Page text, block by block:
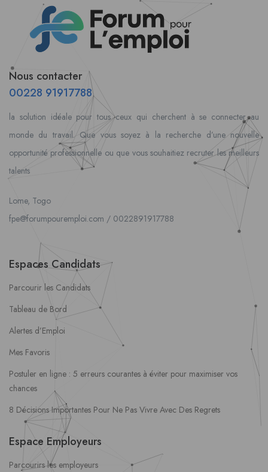
Nous contacter
00228 91917788
la solution idéale pour tous ceux qui cherchent à se connecter au
monde du travail. Que vous soyez à la recherche d’une nouvelle
opportunité professionnelle ou que vous souhaitiez recruter les meilleurs
talents
Lome, Togo
fpe@forumpouremploi.com / 0022891917788
Espaces Candidats
Parcourir les Candidats
Tableau de Bord
Alertes d’Emploi
Mes Favoris
Postuler en ligne : 5 erreurs courantes à éviter pour maximiser vos
chances
8 Décisions Importantes Pour Ne Pas Vivre Avec Des Regrets
Espace Employeurs
Parcourirs les employeurs